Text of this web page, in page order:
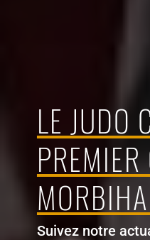
LE JUDO
Suivez notre